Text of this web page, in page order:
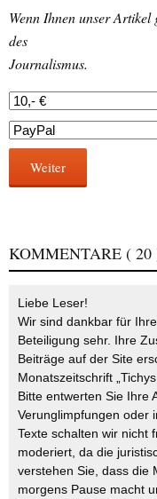
Wenn Ihnen unser Artikel
des
Journalismus.
Weiter
KOMMENTARE ( 20
Liebe Leser!
Wir sind dankbar für
Beteiligung sehr. Ihre
Beiträge auf der Site
Monatszeitschrift „Tichys
Bitte entwerten Sie Ihre
Verunglimpfungen oder
Texte schalten wir nicht
moderiert, da die
verstehen Sie, dass die
morgens Pause macht